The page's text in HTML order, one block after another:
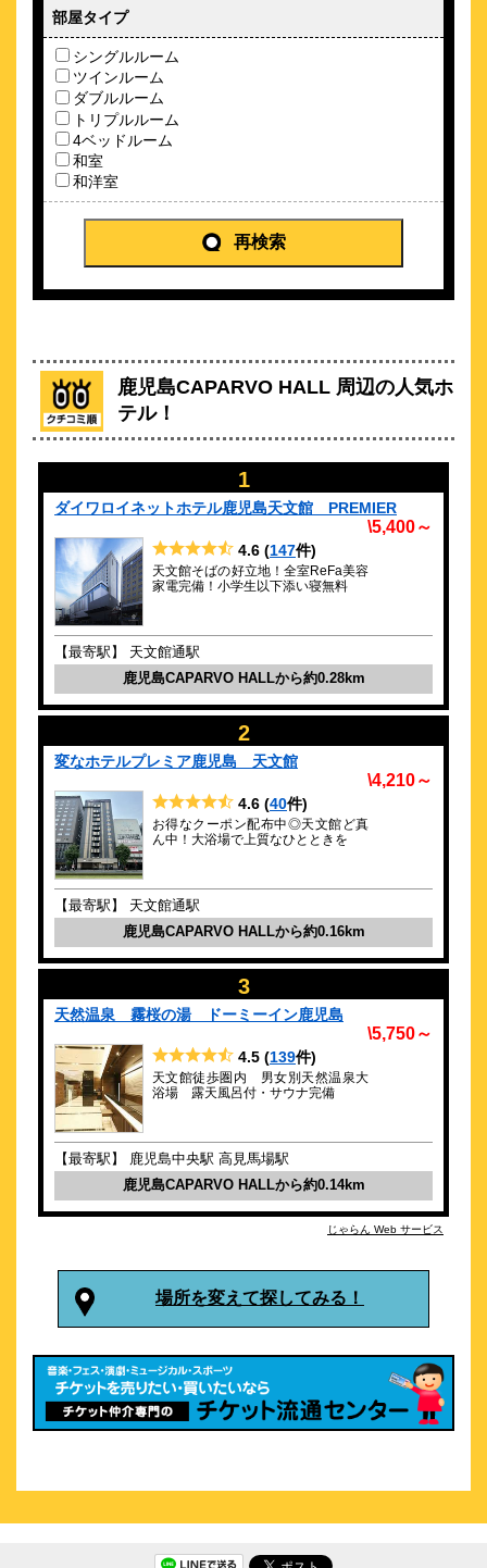
天文館すぐの好立地 朝食は最上階で桜島を望む郷土料理バイ
グリーンリッチホテル鹿児島天文館
\3,550～
□■じゃらんポイントキャンペーン中！！□■
約 0.24 km
ホテルマイステイズ鹿児島天文館
\2,000～
天文館の好立地★黒豚しゃぶしゃぶが楽しめる朝食で鹿児島を
満喫♪
ホテル オリエンタル エクスプレス
鹿児島天文館
クチコミ4.3点 (136件)
人工炭酸泉の大浴場＆ジム完備☆桜島ビューのレストランや客
室も◎
約 0.26 km
修済）
\6,050～
4.3点 ( 60件)
鹿児島のビジネス・カルチャー・交通アクセスの拠点にある宿
約 0.28 km
\2,900～
クチコミ4.4点 (196件)
【郷土料理が味わえる朝食】と【人工温泉光明石の湯】が大好
評♪
約 0.28 km
ダイワロイネットホテル鹿児島天文館
\5,400～
4.6点 (147件)
天文館そばの好立地！全室ReFa美容家電完備！小学生以下添い
寝無料
ホテルサンデイズ鹿児島
\3,100～
クチコミ4.4点 ( 211件)
天文館のど真ん中！鹿児島市最大規模の351室！
約 0.3 km
東横ＩＮＮ鹿児島天文館１
\4,725～
仙厳園まで車で20分！朝食・小学生以下添い寝無料
約 0.3 km
天文館にあり高利便性！全館Wi-Fｉ完備／有料コインランドリ
部屋タイプ
シングルルーム
ツインルーム
ダブルルーム
トリプルルーム
4ベッドルーム
和室
和洋室
再検索
鹿児島CAPARVO HALL 周辺の人気ホ
テル！
1
ダイワロイネットホテル鹿児島天文館 PREMIER
\5,400～
4.6 (147件)
天文館そばの好立地！全室ReFa美容
家電完備！小学生以下添い寝無料
【最寄駅】 天文館通駅
鹿児島CAPARVO HALLから約0.28km
2
変なホテルプレミア鹿児島 天文館
\4,210～
4.6 (40件)
お得なクーポン配布中◎天文館ど真
ん中！大浴場で上質なひとときを
【最寄駅】 天文館通駅
鹿児島CAPARVO HALLから約0.16km
3
天然温泉 霧桜の湯 ドーミーイン鹿児島
\5,750～
4.5 (139件)
天文館徒歩圏内 男女別天然温泉大
浴場 露天風呂付・サウナ完備
【最寄駅】 鹿児島中央駅 高見馬場駅
鹿児島CAPARVO HALLから約0.14km
じゃらん Web サービス
場所を変えて探してみる！